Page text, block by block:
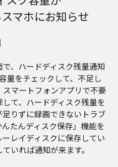
マホにお知らせ
、ハードディスク残量通知
量をチェックして、不足し
マートフォンアプリで不要
て、ハードディスク残量を
りずに録画できないトラブ
たんディスク保存」機能を
レイディスクに保存してい
いれば通知が来ます。